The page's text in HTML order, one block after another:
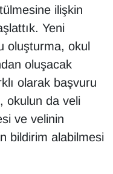
ilişkin
Yeni
oluşturma, okul
oluşacak
olarak başvuru
okulun da veli
ve velinin
bildirim alabilmesi